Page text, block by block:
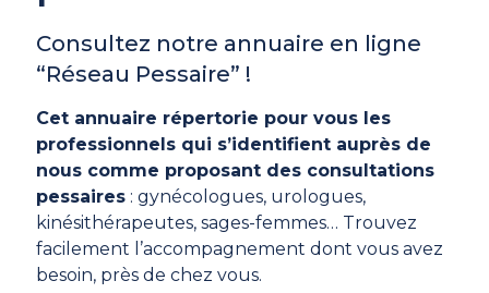
Consultez notre annuaire en ligne
“Réseau Pessaire” !
Cet annuaire répertorie pour vous les
professionnels qui s’identifient auprès de
nous comme proposant des consultations
pessaires : gynécologues, urologues,
kinésithérapeutes, sages-femmes… Trouvez
facilement l’accompagnement dont vous avez
besoin, près de chez vous.